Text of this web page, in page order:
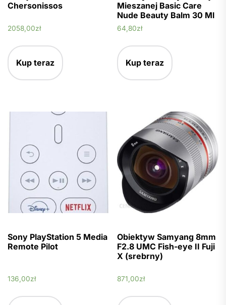
Chersonissos
2058,00zł
Kup teraz
Mieszanej Basic Care
Nude Beauty Balm 30 Ml
64,80zł
Kup teraz
Sony PlayStation 5 Media
Remote Pilot
136,00zł
Obiektyw Samyang 8mm
F2.8 UMC Fish-eye II Fuji
X (srebrny)
871,00zł